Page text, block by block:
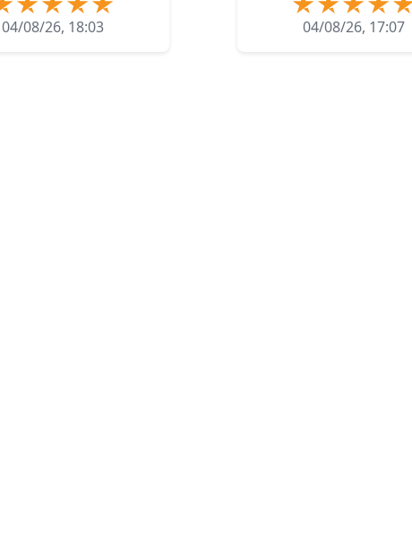
04/08/26, 18:03 04/08/26, 17:07